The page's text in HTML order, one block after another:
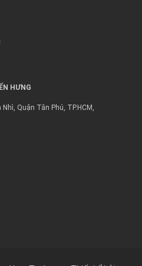
HƯNG
Quận Tân Phú, TP.HCM,